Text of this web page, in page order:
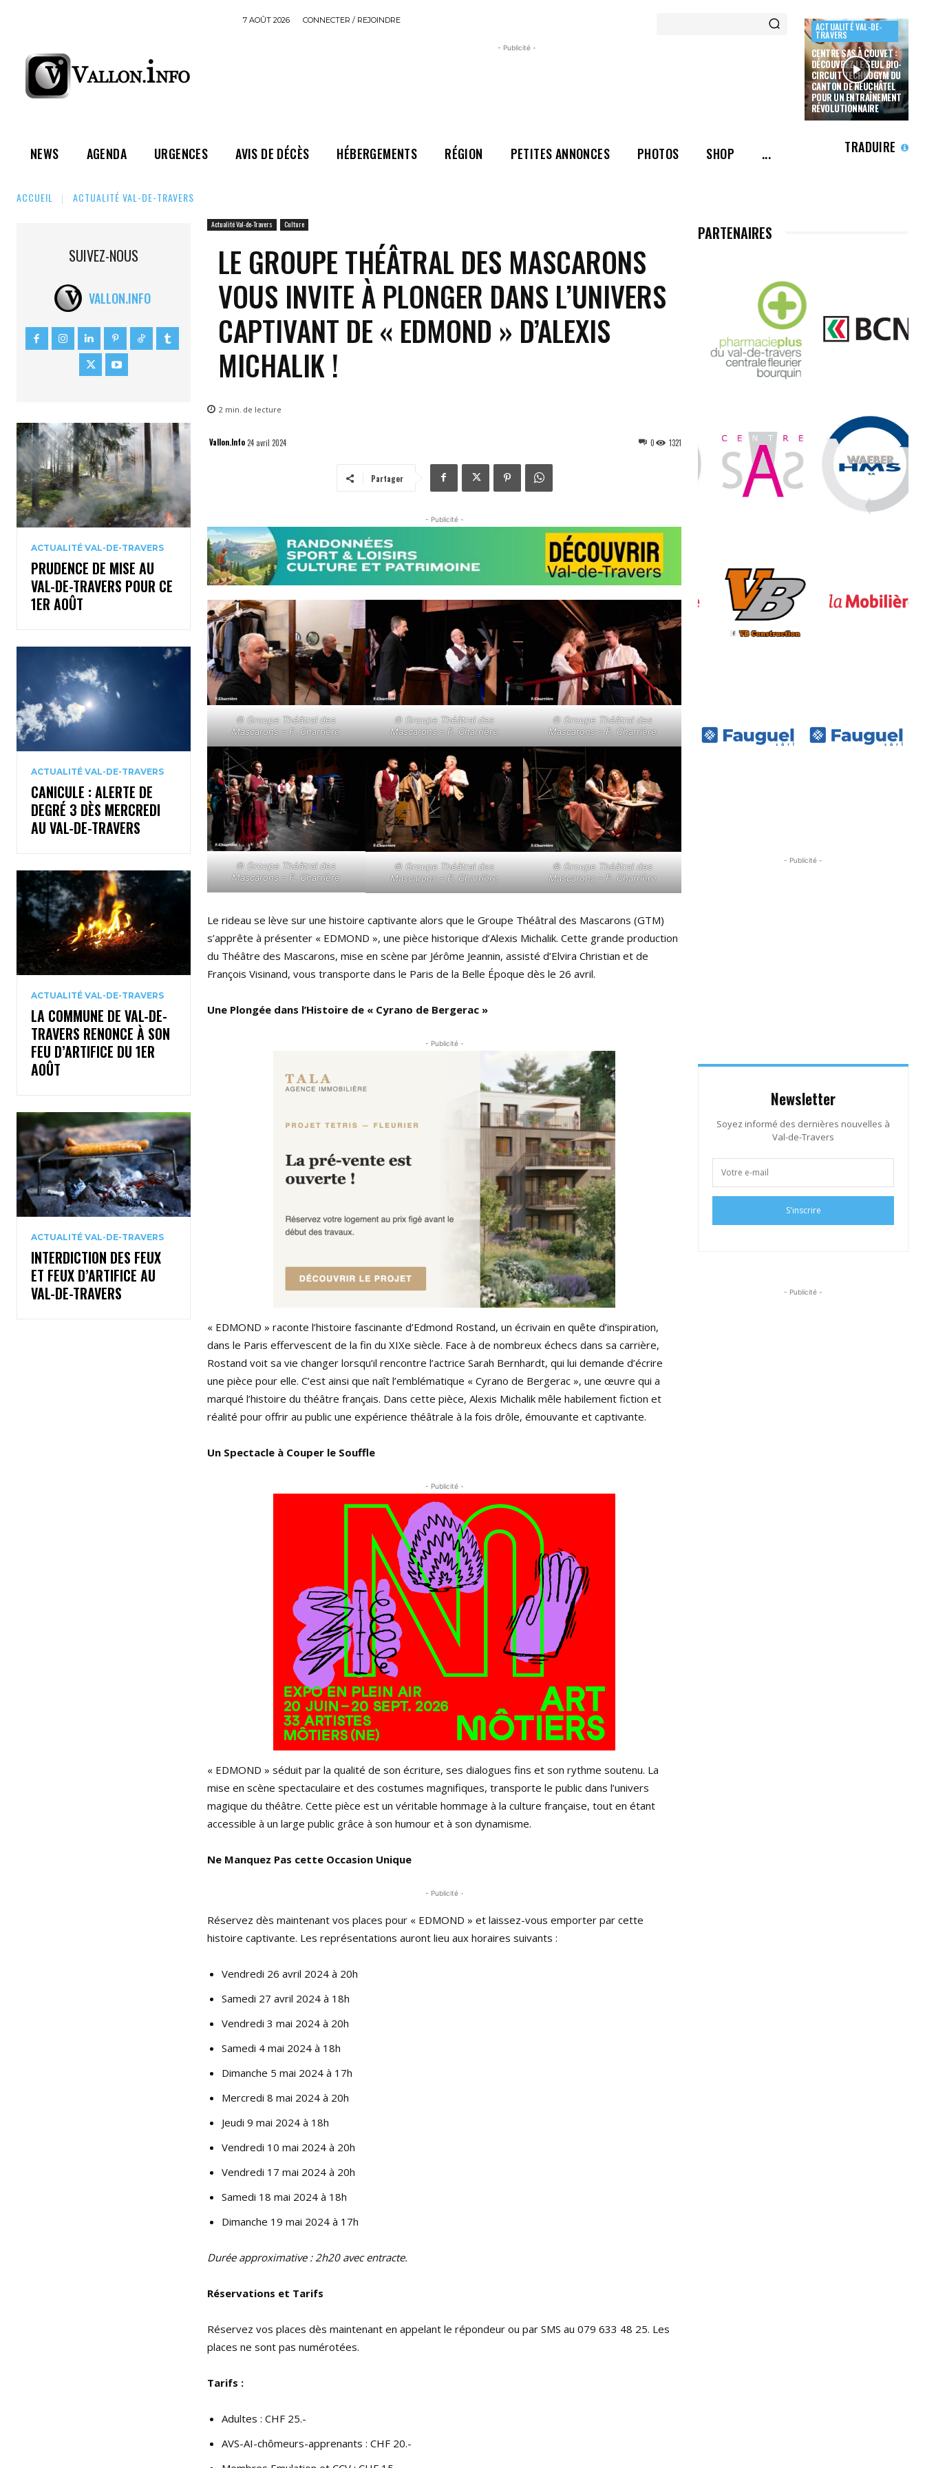
7 AOÛT 2026 CONNECTER / REJOINDRE
- Publicité -
ACTUALITÉ VAL-DE-
TRAVERS
CENTRE SAS À COUVET :
DÉCOUVREZ LE SEUL BIO-
CIRCUIT TECHNOGYM DU
CANTON DE NEUCHÂTEL
POUR UN ENTRAÎNEMENT
RÉVOLUTIONNAIRE
NEWS AGENDA URGENCES AVIS DE DÉCÈS HÉBERGEMENTS RÉGION PETITES ANNONCES PHOTOS SHOP ... TRADUIRE
ACCUEIL ACTUALITÉ VAL-DE-TRAVERS
SUIVEZ-NOUS
VALLON.INFO
ACTUALITÉ VAL-DE-TRAVERS
PRUDENCE DE MISE AU
VAL-DE-TRAVERS POUR CE
1ER AOÛT
ACTUALITÉ VAL-DE-TRAVERS
CANICULE : ALERTE DE
DEGRÉ 3 DÈS MERCREDI
AU VAL-DE-TRAVERS
ACTUALITÉ VAL-DE-TRAVERS
LA COMMUNE DE VAL-DE-
TRAVERS RENONCE À SON
FEU D’ARTIFICE DU 1ER
AOÛT
ACTUALITÉ VAL-DE-TRAVERS
INTERDICTION DES FEUX
ET FEUX D’ARTIFICE AU
VAL-DE-TRAVERS
Actualité Val-de-Travers Culture
LE GROUPE THÉÂTRAL DES MASCARONS
VOUS INVITE À PLONGER DANS L’UNIVERS
CAPTIVANT DE « EDMOND » D’ALEXIS
MICHALIK !
2 min. de lecture
Vallon.Info24 avril 2024 1321
0
Partager
- Publicité -
© Groupe Théâtral des
Mascarons – F. Charrière
© Groupe Théâtral des
Mascarons – F. Charrière
© Groupe Théâtral des
Mascarons – F. Charrière
© Groupe Théâtral des
Mascarons – F. Charrière
© Groupe Théâtral des
Mascarons – F. Charrière
© Groupe Théâtral des
Mascarons – F. Charrière
Le rideau se lève sur une histoire captivante alors que le Groupe Théâtral des Mascarons (GTM)
s’apprête à présenter « EDMOND », une pièce historique d’Alexis Michalik. Cette grande production
du Théâtre des Mascarons, mise en scène par Jérôme Jeannin, assisté d’Elvira Christian et de
François Visinand, vous transporte dans le Paris de la Belle Époque dès le 26 avril.
Une Plongée dans l’Histoire de « Cyrano de Bergerac »
- Publicité -
« EDMOND » raconte l’histoire fascinante d’Edmond Rostand, un écrivain en quête d’inspiration,
dans le Paris effervescent de la fin du XIXe siècle. Face à de nombreux échecs dans sa carrière,
Rostand voit sa vie changer lorsqu’il rencontre l’actrice Sarah Bernhardt, qui lui demande d’écrire
une pièce pour elle. C’est ainsi que naît l’emblématique « Cyrano de Bergerac », une œuvre qui a
marqué l’histoire du théâtre français. Dans cette pièce, Alexis Michalik mêle habilement fiction et
réalité pour offrir au public une expérience théâtrale à la fois drôle, émouvante et captivante.
Un Spectacle à Couper le Souffle
- Publicité -
« EDMOND » séduit par la qualité de son écriture, ses dialogues fins et son rythme soutenu. La
mise en scène spectaculaire et des costumes magnifiques, transporte le public dans l’univers
magique du théâtre. Cette pièce est un véritable hommage à la culture française, tout en étant
accessible à un large public grâce à son humour et à son dynamisme.
Ne Manquez Pas cette Occasion Unique
- Publicité -
Réservez dès maintenant vos places pour « EDMOND » et laissez-vous emporter par cette
histoire captivante. Les représentations auront lieu aux horaires suivants :
Vendredi 26 avril 2024 à 20h
Samedi 27 avril 2024 à 18h
Vendredi 3 mai 2024 à 20h
Samedi 4 mai 2024 à 18h
Dimanche 5 mai 2024 à 17h
Mercredi 8 mai 2024 à 20h
Jeudi 9 mai 2024 à 18h
Vendredi 10 mai 2024 à 20h
Vendredi 17 mai 2024 à 20h
Samedi 18 mai 2024 à 18h
Dimanche 19 mai 2024 à 17h
Durée approximative : 2h20 avec entracte.
Réservations et Tarifs
Réservez vos places dès maintenant en appelant le répondeur ou par SMS au 079 633 48 25. Les
places ne sont pas numérotées.
Tarifs :
Adultes : CHF 25.-
AVS-AI-chômeurs-apprenants : CHF 20.-
PARTENAIRES
- Publicité -
Newsletter
Soyez informé des dernières nouvelles à
Val-de-Travers
S'inscrire
- Publicité -